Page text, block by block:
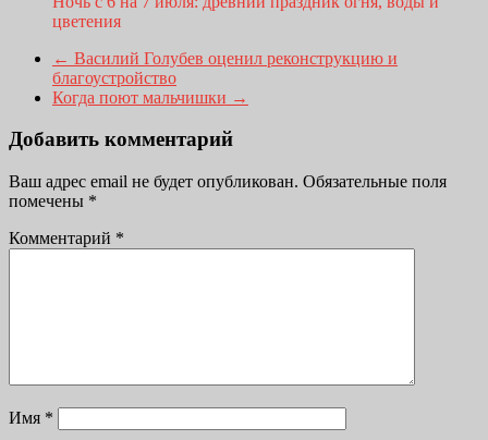
цветения
← Василий Голубев оценил реконструкцию и
благоустройство
Когда поют мальчишки →
Добавить комментарий
Ваш адрес email не будет опубликован. Обязательные поля
помечены *
Комментарий *
Имя *